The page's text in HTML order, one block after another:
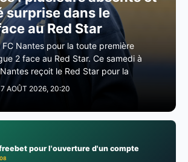
surprise dans le
au Red Star
Nantes pour la toute première
2 face au Red Star. Ce samedi à
reçoit le Red Star pour la
AOÛT 2026, 20:20
pour l'ouverture d'un compte